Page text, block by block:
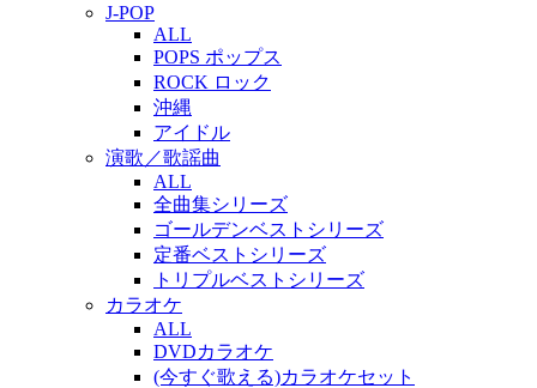
J-POP
ALL
POPS ポップス
ROCK ロック
沖縄
アイドル
演歌／歌謡曲
ALL
全曲集シリーズ
ゴールデンベストシリーズ
定番ベストシリーズ
トリプルベストシリーズ
カラオケ
ALL
DVDカラオケ
(今すぐ歌える)カラオケセット